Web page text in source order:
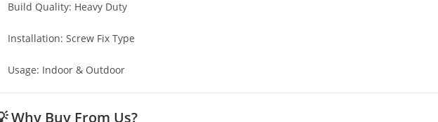
Build Quality: Heavy Duty
Installation: Screw Fix Type
Usage: Indoor & Outdoor
Why Buy From Us?